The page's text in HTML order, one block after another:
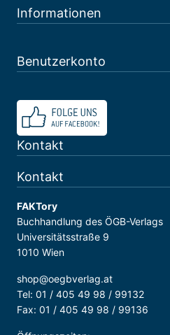
Informationen
Benutzerkonto
Kontakt
Kontakt
FAKTory
Buchhandlung des ÖGB-Verlags
Universitätsstraße 9
1010 Wien
shop@oegbverlag.at
Tel: 01 / 405 49 98 / 99132
Fax: 01 / 405 49 98 / 99136